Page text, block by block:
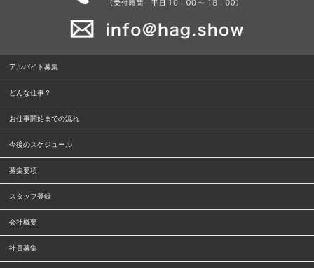
アルバイト募集
どんな仕事？
お仕事開始までの流れ
今後のスケジュール
募集要項
スタッフ登録
会社概要
社員募集